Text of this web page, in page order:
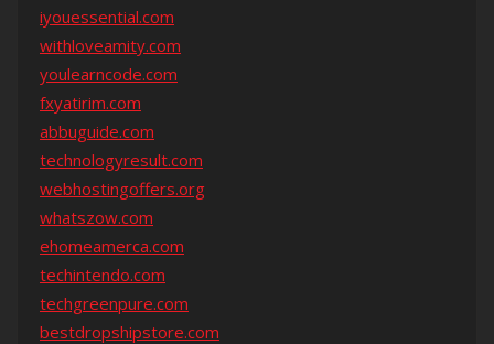
iyouessential.com
withloveamity.com
youlearncode.com
fxyatirim.com
abbuguide.com
technologyresult.com
webhostingoffers.org
whatszow.com
ehomeamerca.com
techintendo.com
techgreenpure.com
bestdropshipstore.com